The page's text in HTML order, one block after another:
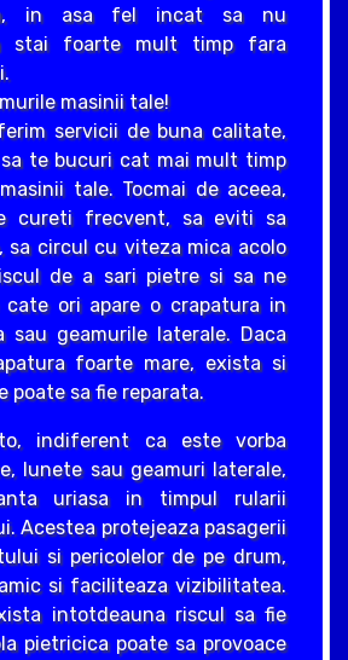
in asa fel incat sa nu
stai foarte mult timp fara
masinii tale!
servicii de buna calitate,
te bucuri cat mai mult timp
tale. Tocmai de aceea,
cureti frecvent, sa eviti sa
sa circul cu viteza mica acolo
de a sari pietre si sa ne
cate ori apare o crapatura in
sau geamurile laterale. Daca
foarte mare, exista si
poate sa fie reparata.
indiferent ca este vorba
lunete sau geamuri laterale,
uriasa in timpul rularii
Acestea protejeaza pasagerii
si pericolelor de pe drum,
si faciliteaza vizibilitatea.
intotdeauna riscul sa fie
pietricica poate sa provoace